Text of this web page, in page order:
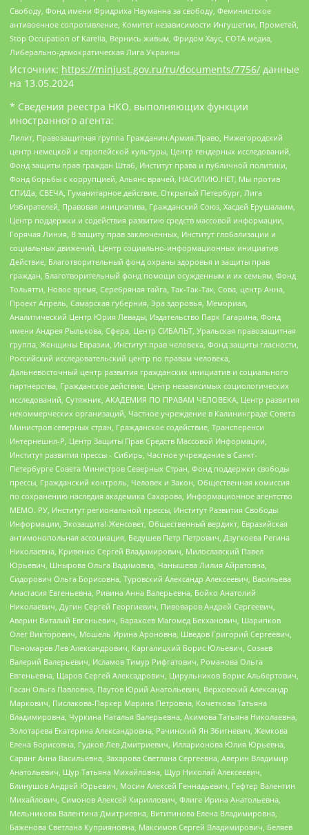
Свободу, Фонд имени Фридриха Науманна за свободу, Феминистское
антивоенное сопротивление, Комитет независимости Ингушетии, Прометей,
Stop Occupation of Karelia, Вернись живым, Фридом Хаус, СОТА медиа,
Либерально-демократическая Лига Украины
Источник: https://minjust.gov.ru/ru/documents/7756/ данные
на 13.05.2024
* Сведения реестра НКО, выполняющих функции
иностранного агента:
Лилит, Правозащитная группа Гражданин.Армия.Право, Нижегородский
центр немецкой и европейской культуры, Центр гендерных исследований,
Фонд защиты прав граждан Штаб, Институт права и публичной политики,
Фонд борьбы с коррупцией, Альянс врачей, НАСИЛИЮ.НЕТ, Мы против
СПИДа, СВЕЧА, Гуманитарное действие, Открытый Петербург, Лига
Избирателей, Правовая инициатива, Гражданский Союз, Хасдей Ерушалаим,
Центр поддержки и содействия развитию средств массовой информации,
Горячая Линия, В защиту прав заключенных, Институт глобализации и
социальных движений, Центр социально-информационных инициатив
Действие, Благотворительный фонд охраны здоровья и защиты прав
граждан, Благотворительный фонд помощи осужденным и их семьям, Фонд
Тольятти, Новое время, Серебряная тайга, Так-Так-Так, Сова, центр Анна,
Проект Апрель, Самарская губерния, Эра здоровья, Мемориал,
Аналитический Центр Юрия Левады, Издательство Парк Гагарина, Фонд
имени Андрея Рылькова, Сфера, Центр СИБАЛЬТ, Уральская правозащитная
группа, Женщины Евразии, Институт прав человека, Фонд защиты гласности,
Российский исследовательский центр по правам человека,
Дальневосточный центр развития гражданских инициатив и социального
партнерства, Гражданское действие, Центр независимых социологических
исследований, Сутяжник, АКАДЕМИЯ ПО ПРАВАМ ЧЕЛОВЕКА, Центр развития
некоммерческих организаций, Частное учреждение в Калининграде Совета
Министров северных стран, Гражданское содействие, Трансперенси
Интернешнл-Р, Центр Защиты Прав Средств Массовой Информации,
Институт развития прессы - Сибирь, Частное учреждение в Санкт-
Петербурге Совета Министров Северных Стран, Фонд поддержки свободы
прессы, Гражданский контроль, Человек и Закон, Общественная комиссия
по сохранению наследия академика Сахарова, Информационное агентство
МЕМО. РУ, Институт региональной прессы, Институт Развития Свободы
Информации, Экозащита!-Женсовет, Общественный вердикт, Евразийская
антимонопольная ассоциация, Бедушев Петр Петрович, Дзугкоева Регина
Николаевна, Кривенко Сергей Владимирович, Милославский Павел
Юрьевич, Шнырова Ольга Вадимовна, Чанышева Лилия Айратовна,
Сидорович Ольга Борисовна, Туровский Александр Алексеевич, Васильева
Анастасия Евгеньевна, Ривина Анна Валерьевна, Бойко Анатолий
Николаевич, Дугин Сергей Георгиевич, Пивоваров Андрей Сергеевич,
Аверин Виталий Евгеньевич, Барахоев Магомед Бекханович, Шарипков
Олег Викторович, Мошель Ирина Ароновна, Шведов Григорий Сергеевич,
Пономарев Лев Александрович, Каргалицкий Борис Юльевич, Созаев
Валерий Валерьевич, Исламов Тимур Рифгатович, Романова Ольга
Евгеньевна, Щаров Сергей Алексадрович, Цирульников Борис Альбертович,
Гасан Ольга Павловна, Паутов Юрий Анатольевич, Верховский Александр
Маркович, Пислакова-Паркер Марина Петровна, Кочеткова Татьяна
Владимировна, Чуркина Наталья Валерьевна, Акимова Татьяна Николаевна,
Золотарева Екатерина Александровна, Рачинский Ян Збигневич, Жемкова
Елена Борисовна, Гудков Лев Дмитриевич, Илларионова Юлия Юрьевна,
Саранг Анна Васильевна, Захарова Светлана Сергеевна, Аверин Владимир
Анатольевич, Щур Татьяна Михайловна, Щур Николай Алексеевич,
Блинушов Андрей Юрьевич, Мосин Алексей Геннадьевич, Гефтер Валентин
Михайлович, Симонов Алексей Кириллович, Флиге Ирина Анатольевна,
Мельникова Валентина Дмитриевна, Вититинова Елена Владимировна,
Баженова Светлана Куприяновна, Максимов Сергей Владимирович, Беляев